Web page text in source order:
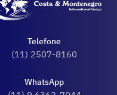
Telefone
(11) 2507-8160
WhatsApp